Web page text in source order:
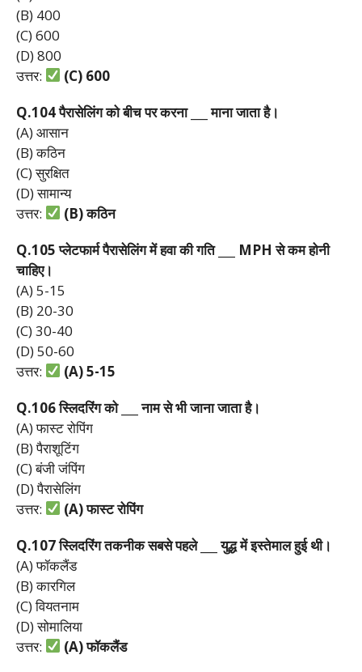
(B) 400
(C) 600
(D) 800
उत्तर:
(C) 600
Q.104पैरासेलिंगकोबीचपरकरना ___मानाजाताहै।
(A) आसान
(B) कठिन
(C) सुरक्षित
(D) सामान्य
उत्तर:
(B)कठिन
Q.105प्लेटफार्मपैरासेलिंगमेंहवाकीगति ___ MPHसेकमहोनी
चाहिए।
(A) 5-15
(B) 20-30
(C) 30-40
(D) 50-60
उत्तर:
(A) 5-15
Q.106स्लिदरिंगको ___नामसेभीजानाजाताहै।
(A) फास्ट रोपिंग
(B) पैराशूटिंग
(C) बंजी जंपिंग
(D) पैरासेलिंग
उत्तर:
(A)फास्टरोपिंग
Q.107स्लिदरिंगतकनीकसबसेपहले ___युद्धमेंइस्तेमालहुईथी।
(A) फॉकलैंड
(B) कारगिल
(C) वियतनाम
(D) सोमालिया
उत्तर:
(A)फॉकलैंड